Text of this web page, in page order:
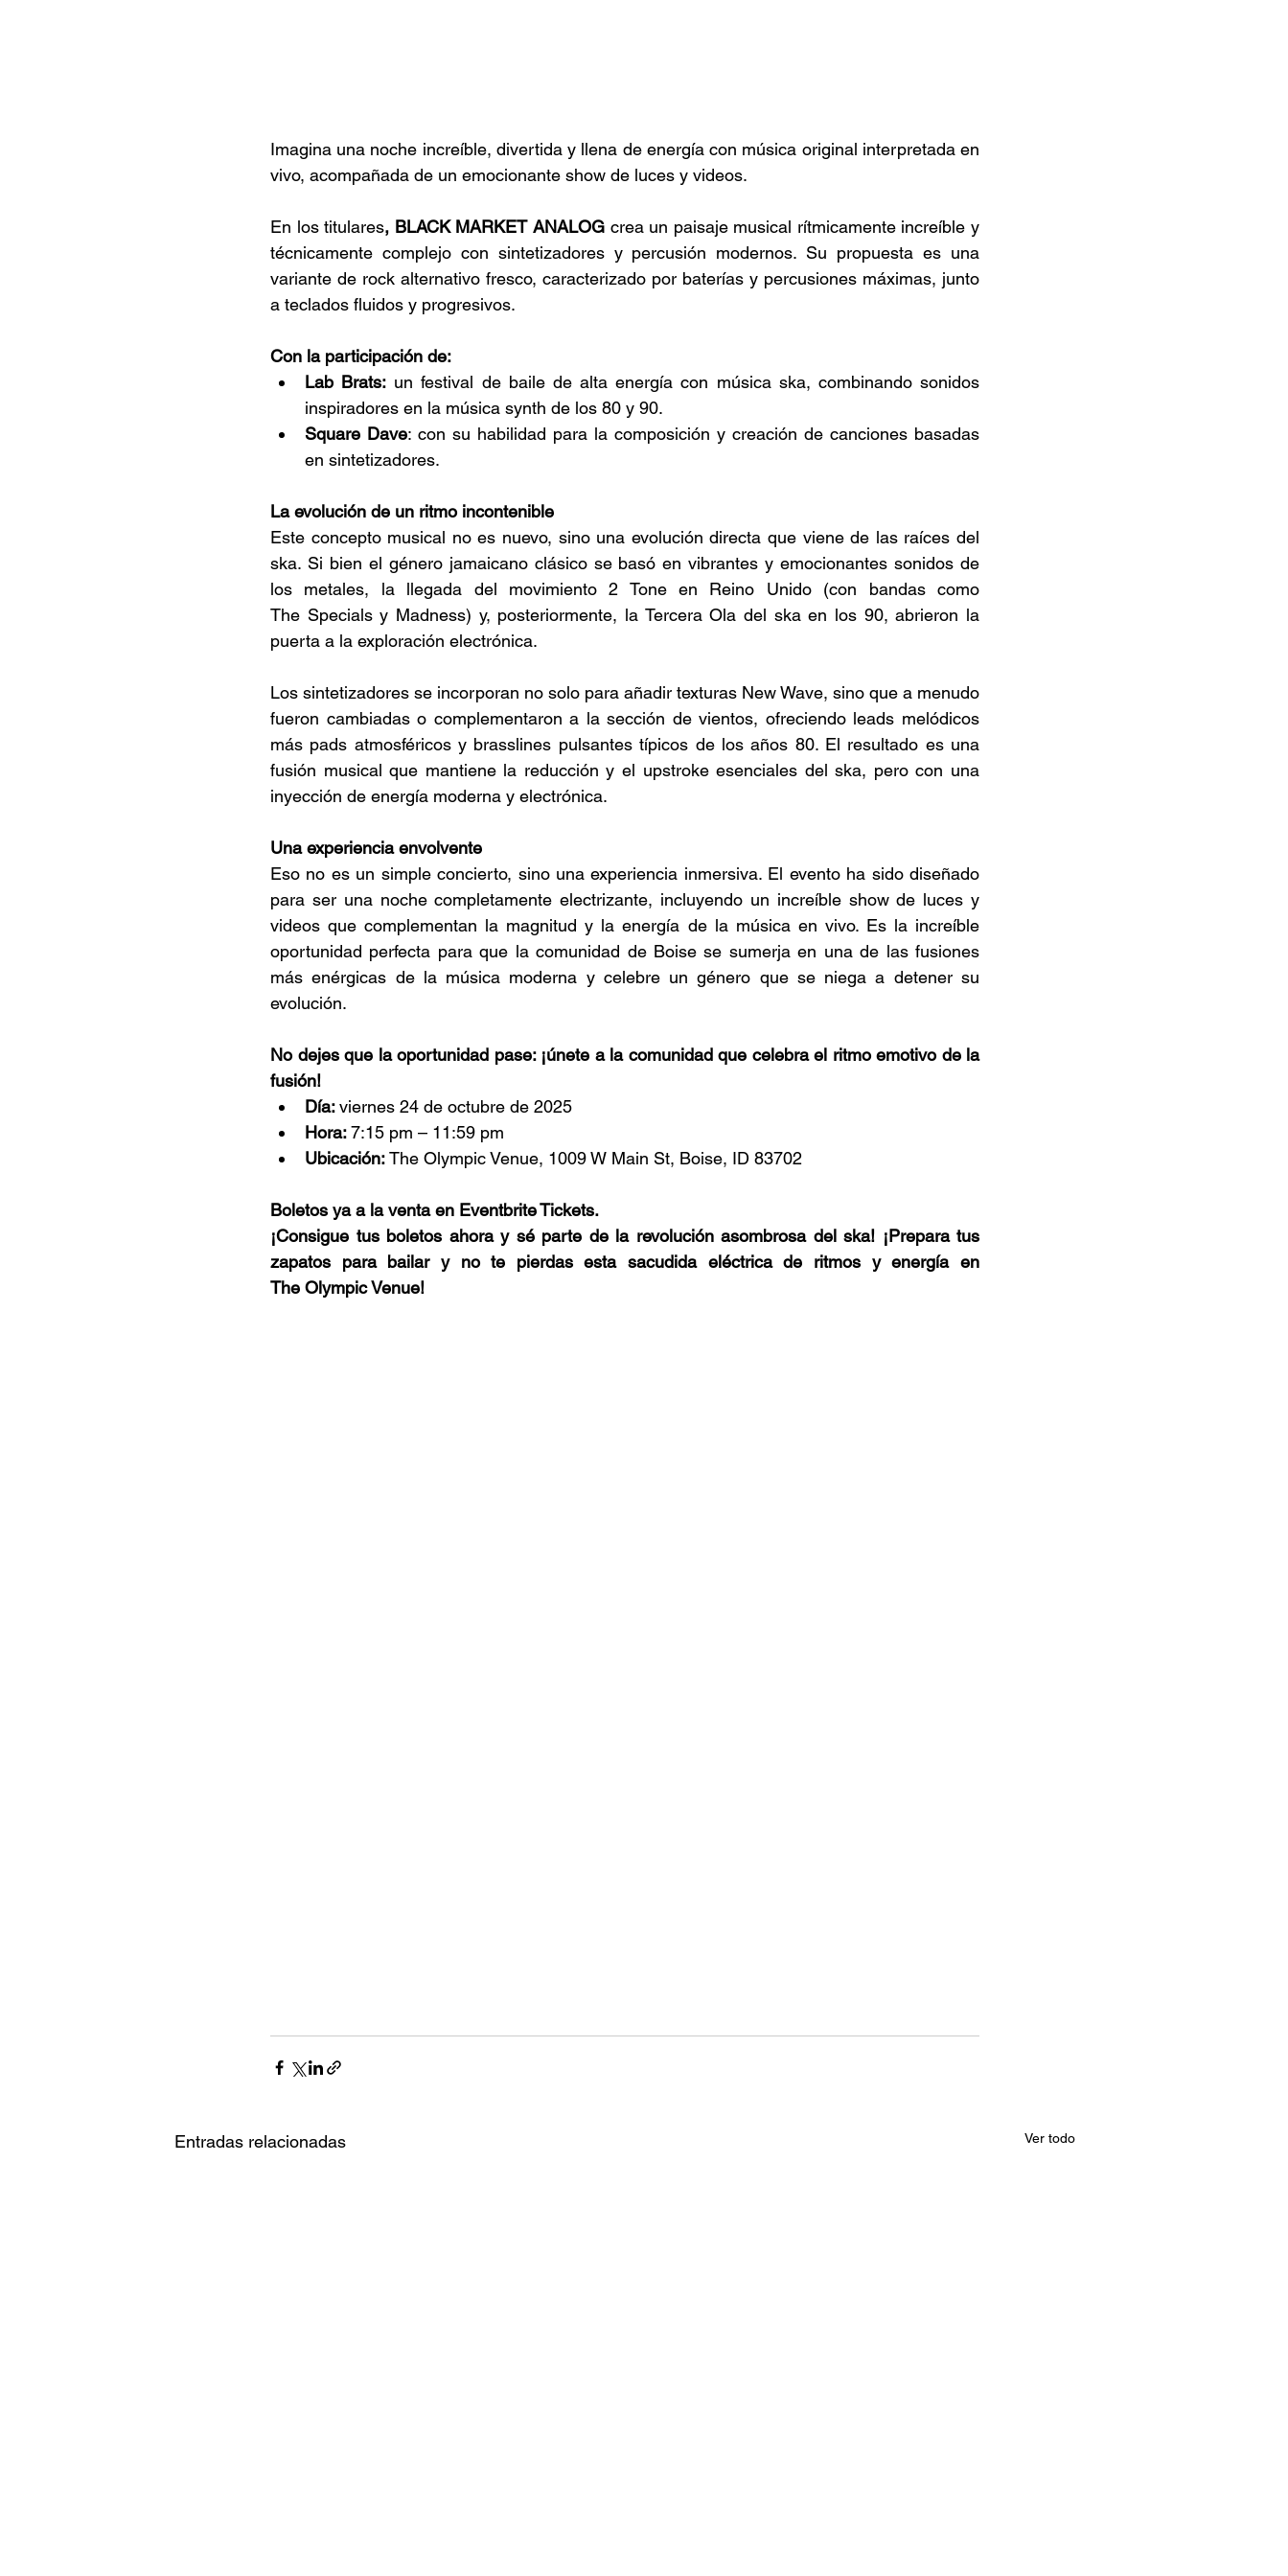
Imagina una noche increíble, divertida y llena de energía con música original interpretada en
vivo, acompañada de un emocionante show de luces y videos.
En los titulares, BLACK MARKET ANALOG crea un paisaje musical rítmicamente increíble y
técnicamente complejo con sintetizadores y percusión modernos. Su propuesta es una
variante de rock alternativo fresco, caracterizado por baterías y percusiones máximas, junto
a teclados fluidos y progresivos.
Con la participación de:
Lab Brats: un festival de baile de alta energía con música ska, combinando sonidos
inspiradores en la música synth de los 80 y 90.
Square Dave: con su habilidad para la composición y creación de canciones basadas
en sintetizadores.
La evolución de un ritmo incontenible
Este concepto musical no es nuevo, sino una evolución directa que viene de las raíces del
ska. Si bien el género jamaicano clásico se basó en vibrantes y emocionantes sonidos de
los metales, la llegada del movimiento 2 Tone en Reino Unido (con bandas como
The Specials y Madness) y, posteriormente, la Tercera Ola del ska en los 90, abrieron la
puerta a la exploración electrónica.
Los sintetizadores se incorporan no solo para añadir texturas New Wave, sino que a menudo
fueron cambiadas o complementaron a la sección de vientos, ofreciendo leads melódicos
más pads atmosféricos y brasslines pulsantes típicos de los años 80. El resultado es una
fusión musical que mantiene la reducción y el upstroke esenciales del ska, pero con una
inyección de energía moderna y electrónica.
Una experiencia envolvente
Eso no es un simple concierto, sino una experiencia inmersiva. El evento ha sido diseñado
para ser una noche completamente electrizante, incluyendo un increíble show de luces y
videos que complementan la magnitud y la energía de la música en vivo. Es la increíble
oportunidad perfecta para que la comunidad de Boise se sumerja en una de las fusiones
más enérgicas de la música moderna y celebre un género que se niega a detener su
evolución.
No dejes que la oportunidad pase: ¡únete a la comunidad que celebra el ritmo emotivo de la
fusión!
Día: viernes 24 de octubre de 2025
Hora: 7:15 pm – 11:59 pm
Ubicación: The Olympic Venue, 1009 W Main St, Boise, ID 83702
Boletos ya a la venta en Eventbrite Tickets.
¡Consigue tus boletos ahora y sé parte de la revolución asombrosa del ska! ¡Prepara tus
zapatos para bailar y no te pierdas esta sacudida eléctrica de ritmos y energía en
The Olympic Venue!
Entradas relacionadas Ver todo